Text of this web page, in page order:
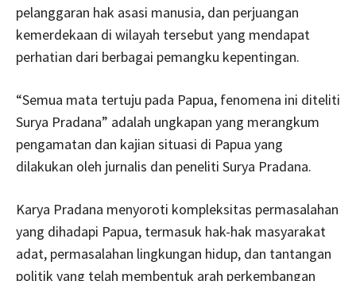
pelanggaran hak asasi manusia, dan perjuangan
kemerdekaan di wilayah tersebut yang mendapat
perhatian dari berbagai pemangku kepentingan.
“Semua mata tertuju pada Papua, fenomena ini diteliti
Surya Pradana” adalah ungkapan yang merangkum
pengamatan dan kajian situasi di Papua yang
dilakukan oleh jurnalis dan peneliti Surya Pradana.
Karya Pradana menyoroti kompleksitas permasalahan
yang dihadapi Papua, termasuk hak-hak masyarakat
adat, permasalahan lingkungan hidup, dan tantangan
politik yang telah membentuk arah perkembangan